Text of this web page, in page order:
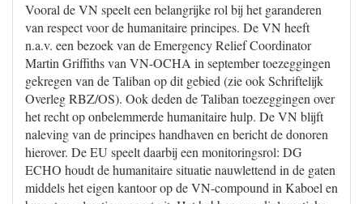
Vooral de VN speelt een belangrijke rol bij het garanderen
van respect voor de humanitaire principes. De VN heeft
n.a.v. een bezoek van de Emergency Relief Coordinator
Martin Griffiths van VN-OCHA in september toezeggingen
gekregen van de Taliban op dit gebied (zie ook Schriftelijk
Overleg RBZ/OS). Ook deden de Taliban toezeggingen over
het recht op onbelemmerde humanitaire hulp. De VN blijft
naleving van de principes handhaven en bericht de donoren
hierover. De EU speelt daarbij een monitoringsrol: DG
ECHO houdt de humanitaire situatie nauwlettend in de gaten
middels het eigen kantoor op de VN-compound in Kaboel en